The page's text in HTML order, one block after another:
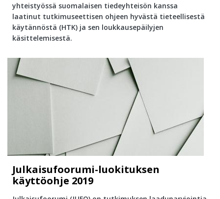
yhteistyössä suomalaisen tiedeyhteisön kanssa
laatinut tutkimuseettisen ohjeen hyvästä tieteellisestä
käytännöstä (HTK) ja sen loukkausepäilyjen
käsittelemisestä.
Julkaisufoorumi-luokituksen
käyttöohje 2019